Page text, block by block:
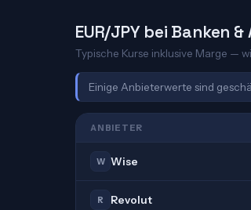
EUR/JPY bei Banken
Typische Kurse inklusive Marge —
Einige Anbieterwerte sind
ANBIETER
W Wise
R Revolut